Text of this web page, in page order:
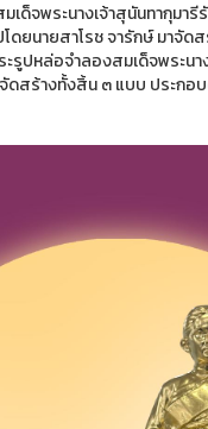
ด็จพระนางเจ้าสุนันทากุม
ดยนายสาโรช จารักษ์ มา
ปหล่อจำลองสมเด็จพระน
ดสร้างทั้งสิ้น ๓ แบบ ประกอ